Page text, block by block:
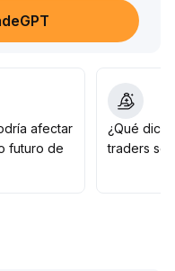
con cautela y
solo si el volumen
previo (rango
manera decidida
y de
afectar
futuro de
¿Qué
traders